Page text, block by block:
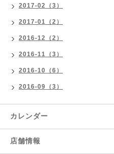
2017-02（3）
2017-01（2）
2016-12（2）
2016-11（3）
2016-10（6）
2016-09（3）
カレンダー
店舗情報